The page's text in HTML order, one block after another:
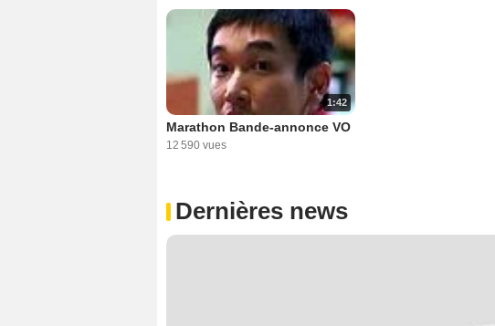
1:42
Marathon Bande-annonce VO
12 590 vues
Dernières news